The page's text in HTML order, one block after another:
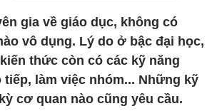
gia về giáo dục, không có
vô dụng. Lý do ở bậc đại học,
thức còn có các kỹ năng
tiếp, làm việc nhóm... Những kỹ
cơ quan nào cũng yêu cầu.